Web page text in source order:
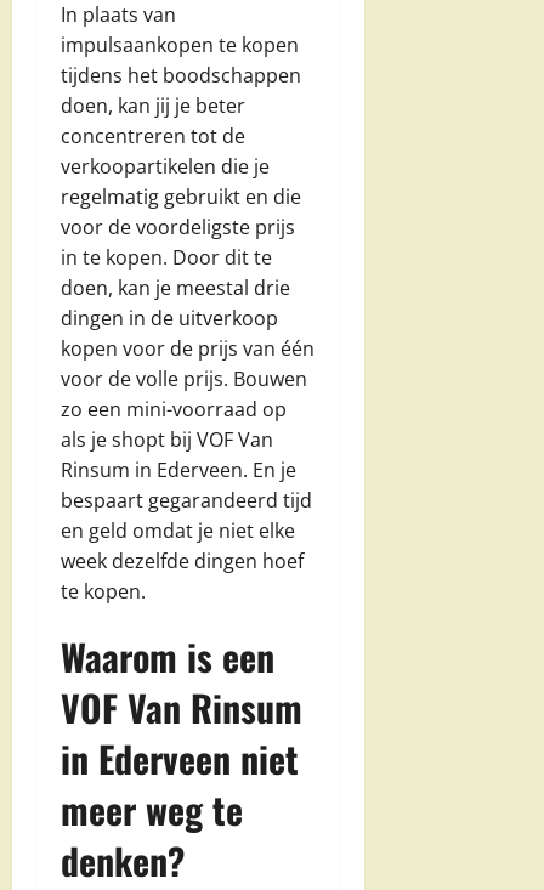
In plaats van
impulsaankopen te kopen
tijdens het boodschappen
doen, kan jij je beter
concentreren tot de
verkoopartikelen die je
regelmatig gebruikt en die
voor de voordeligste prijs
in te kopen. Door dit te
doen, kan je meestal drie
dingen in de uitverkoop
kopen voor de prijs van één
voor de volle prijs. Bouwen
zo een mini-voorraad op
als je shopt bij VOF Van
Rinsum in Ederveen. En je
bespaart gegarandeerd tijd
en geld omdat je niet elke
week dezelfde dingen hoef
te kopen.
Waarom is een
VOF Van Rinsum
in Ederveen niet
meer weg te
denken?